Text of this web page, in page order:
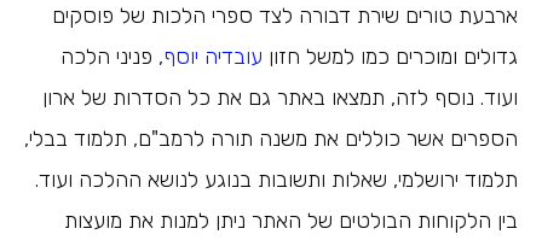
ארבעת טורים שירת דבורה לצד ספרי הלכות של פוסקים
גדולים ומוכרים כמו למשל חזון עובדיה יוסף, פניני הלכה
ועוד. נוסף לזה, תמצאו באתר גם את כל הסדרות של ארון
הספרים אשר כוללים את משנה תורה לרמב"ם, תלמוד בבלי,
תלמוד ירושלמי, שאלות ותשובות בנוגע לנושא ההלכה ועוד.
בין הלקוחות הבולטים של האתר ניתן למנות את מועצות